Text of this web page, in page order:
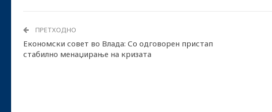
ПРЕТХОДНО
Економски совет во Влада: Со одговорен пристап
стабилно менаџирање на кризата